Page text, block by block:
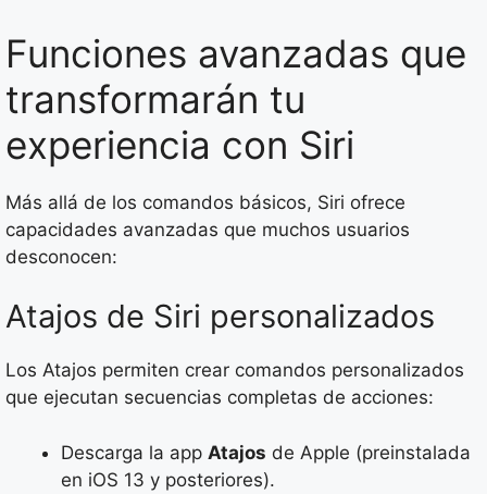
Funciones avanzadas que
transformarán tu
experiencia con Siri
Más allá de los comandos básicos, Siri ofrece
capacidades avanzadas que muchos usuarios
desconocen:
Atajos de Siri personalizados
Los Atajos permiten crear comandos personalizados
que ejecutan secuencias completas de acciones:
Descarga la app Atajos de Apple (preinstalada
en iOS 13 y posteriores).